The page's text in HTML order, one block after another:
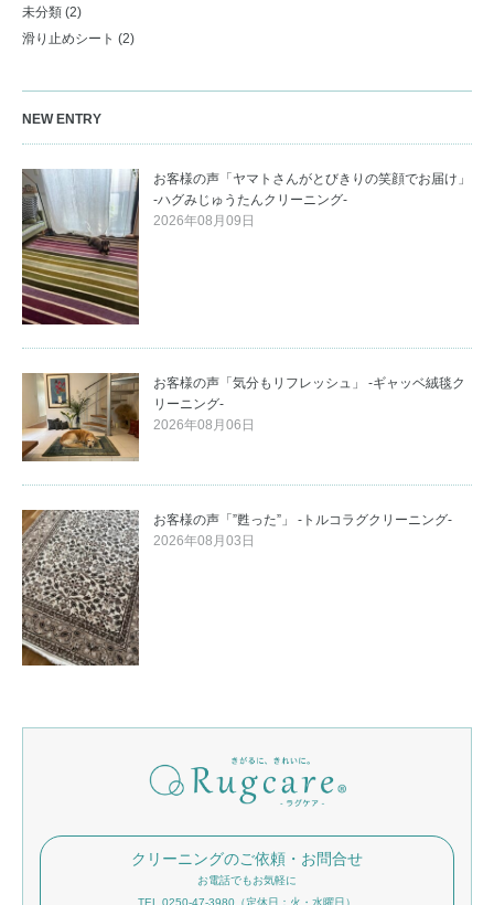
未分類 (2)
滑り止めシート (2)
NEW ENTRY
お客様の声「ヤマトさんがとびきりの笑顔でお届け」
-ハグみじゅうたんクリーニング-
2026年08月09日
お客様の声「気分もリフレッシュ」 -ギャッベ絨毯ク
リーニング-
2026年08月06日
お客様の声「”甦った”」 -トルコラグクリーニング-
2026年08月03日
クリーニングのご依頼・お問合せ
お電話でもお気軽に